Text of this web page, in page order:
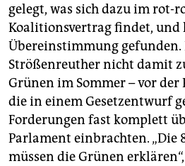
gelegt, was sich dazu im rot-
Koalitionsvertrag findet, und
Übereinstimmung gefunden.
Strößenreuther nicht damit
Grünen im Sommer – vor
die in einem Gesetzentwurf
Forderungen fast komplett
Parlament einbrachten. „Die
müssen die Grünen